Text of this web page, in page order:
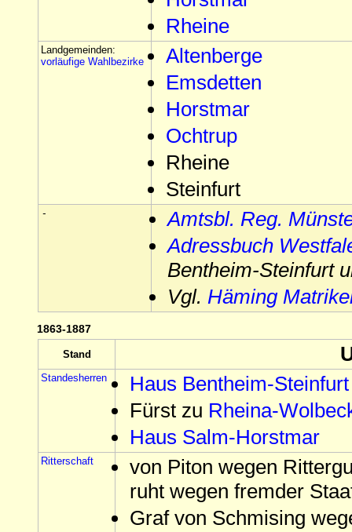
Rheine
Landgemeinden:
vorläufige Wahlbezirke
Altenberge
Emsdetten
Horstmar
Ochtrup
Rheine
Steinfurt
-
Amtsbl. Reg.
Adressbuch
Bentheim-Steinfurt
Vgl. Häming
1863-1887
Stand
Standesherren
Haus Bentheim-Steinfurt
Fürst zu Rheina-
Haus Salm-Horstmar
Ritterschaft
von Piton wegen
ruht wegen fremder
Graf von Schmising